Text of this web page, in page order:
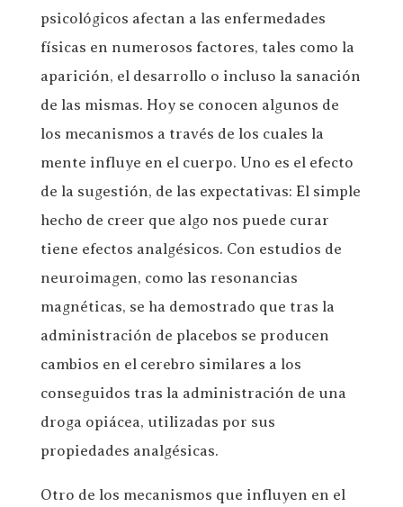
psicológicos afectan a las enfermedades
físicas en numerosos factores, tales como la
aparición, el desarrollo o incluso la sanación
de las mismas. Hoy se conocen algunos de
los mecanismos a través de los cuales la
mente influye en el cuerpo. Uno es el efecto
de la sugestión, de las expectativas: El simple
hecho de creer que algo nos puede curar
tiene efectos analgésicos. Con estudios de
neuroimagen, como las resonancias
magnéticas, se ha demostrado que tras la
administración de placebos se producen
cambios en el cerebro similares a los
conseguidos tras la administración de una
droga opiácea, utilizadas por sus
propiedades analgésicas.
Otro de los mecanismos que influyen en el